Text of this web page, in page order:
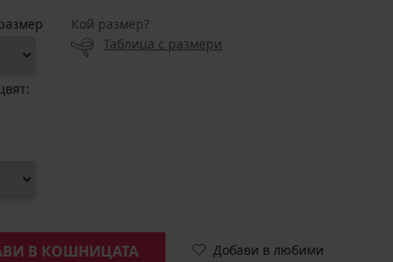
Кой размер?
Таблица с размери
В КОШНИЦАТА Добави в любими